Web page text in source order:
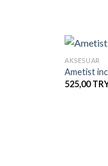
AKSESUAR
Ametist
525,00